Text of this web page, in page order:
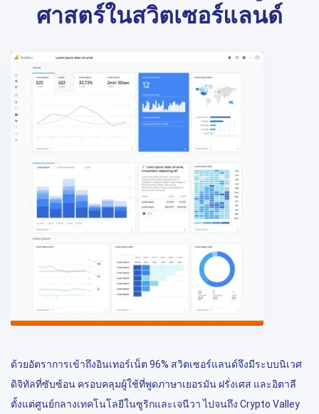
ศาสตร์ในสวิตเซอร์แลนด์
ด้วยอัตราการเข้าถึงอินเทอร์เน็ต 96% สวิตเซอร์แลนด์จึงมีระบบนิเวศ
ดิจิทัลที่ซับซ้อน ครอบคลุมผู้ใช้ที่พูดภาษาเยอรมัน ฝรั่งเศส และอิตาลี
ตั้งแต่ศูนย์กลางเทคโนโลยีในซูริกและเจนีวา ไปจนถึง Crypto Valley